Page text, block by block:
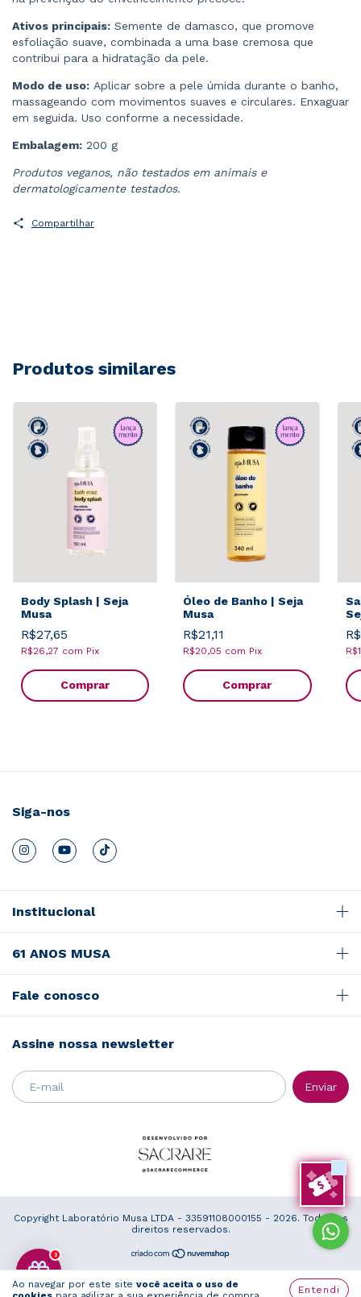
Ao navegar por este site você aceita o uso de
Entendi
Ativos principais: Semente de damasco, que promove
esfoliação suave, combinada a uma base cremosa que
contribui para a hidratação da pele.
Modo de uso: Aplicar sobre a pele úmida durante o banho,
massageando com movimentos suaves e circulares. Enxaguar
em seguida. Uso conforme a necessidade.
Embalagem: 200 g
Produtos veganos, não testados em animais e
dermatologicamente testados.
Compartilhar
Produtos similares
Body Splash | Seja
Musa
R$27,65
R$26,27 com Pix
Comprar
Óleo de Banho | Seja
Musa
R$21,11
R$20,05 com Pix
Comprar
Siga-nos
Institucional
61 ANOS MUSA
Fale conosco
Assine nossa newsletter
Copyright Laboratório Musa LTDA - 33591108000155 - 2026. Todos os
direitos reservados.
3